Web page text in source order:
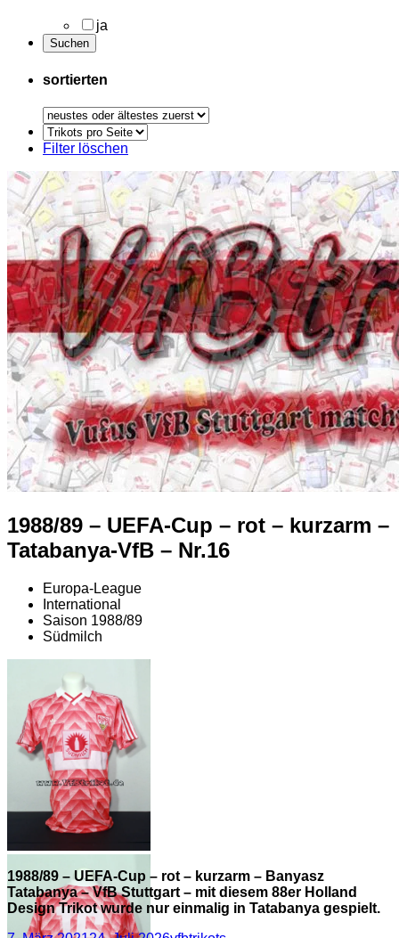
ja
sortierten
Trikots
pro
Filter löschen
1988/89 – UEFA-Cup – rot – kurzarm –
Tatabanya-VfB – Nr.16
Europa-League
International
Saison 1988/89
Südmilch
– rot – kurzarm –
Banyasz Tatabanya –
VfB Stuttgart – mit
diesem 88er Holland
1988/89 – UEFA-Cup – rot – kurzarm – Banyasz
Tatabanya – VfB Stuttgart – mit diesem 88er Holland
Design Trikot wurde nur einmalig in Tatabanya gespielt.